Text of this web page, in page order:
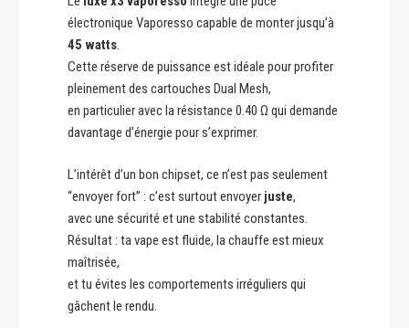
électronique Vaporesso capable de monter jusqu’à
45 watts.
Cette réserve de puissance est idéale pour profiter
pleinement des cartouches Dual Mesh,
en particulier avec la résistance 0.40 Ω qui demande
davantage d’énergie pour s’exprimer.
L’intérêt d’un bon chipset, ce n’est pas seulement
“envoyer fort” : c’est surtout envoyer juste,
avec une sécurité et une stabilité constantes.
Résultat : ta vape est fluide, la chauffe est mieux
maîtrisée,
et tu évites les comportements irréguliers qui
gâchent le rendu.